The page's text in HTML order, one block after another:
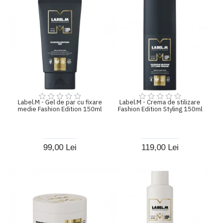
Label.M - Gel de par cu fixare
medie Fashion Edition 150ml
99,00 Lei
Label.M - Crema de stilizare
Fashion Edition Styling 150ml
119,00 Lei